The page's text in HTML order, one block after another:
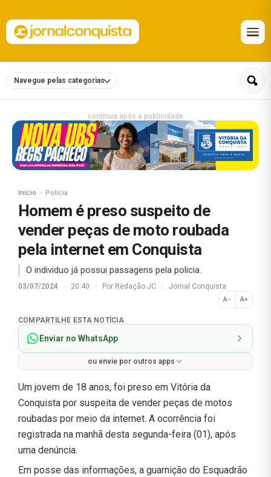
Navegue pelas categorias
continua após a publicidade
Início Polícia
Homem é preso suspeito de
vender peças de moto roubada
pela internet em Conquista
O individuo já possui passagens pela policia.
03/07/2024 · 20:40 · Por Redação JC · Jornal Conquista
A− A+
Normal
COMPARTILHE ESTA NOTÍCIA
Enviar no WhatsApp
ou envie por outros apps
Um jovem de 18 anos, foi preso em Vitória da
Conquista por suspeita de vender peças de motos
roubadas por meio da internet. A ocorrência foi
registrada na manhã desta segunda-feira (01), após
uma denúncia.
Em posse das informações, a guarnição do Esquadrão